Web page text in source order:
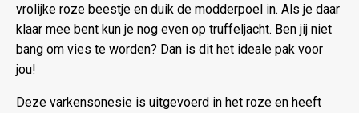
vrolijke roze beestje en duik de modderpoel in. Als je daar
klaar mee bent kun je nog even op truffeljacht. Ben jij niet
bang om vies te worden? Dan is dit het ideale pak voor
jou!
Deze varkensonesie is uitgevoerd in het roze en heeft